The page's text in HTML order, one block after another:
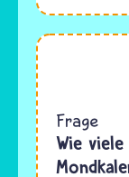
Allgemein
Frage
Wie